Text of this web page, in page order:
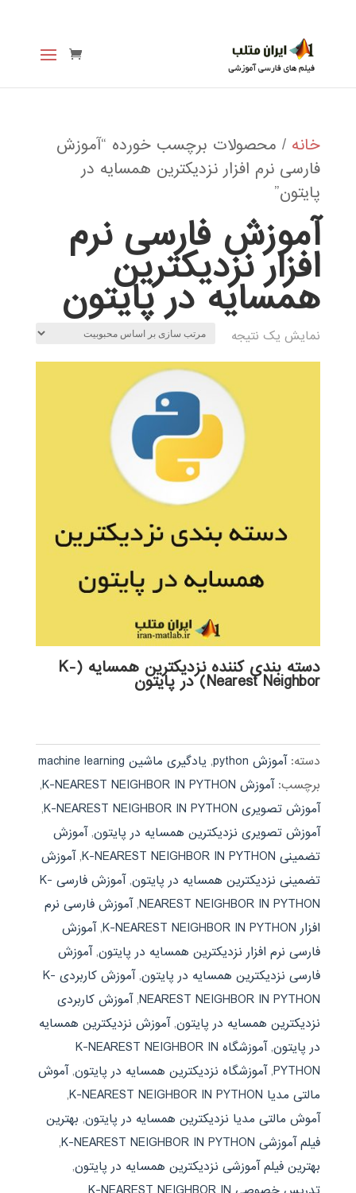
خانه / محصولات برچسب خورده “آموزش
فارسی نرم افزار نزدیکترین همسایه در
پایتون”
آموزش فارسی نرم
افزار نزدیکترین
همسایه در پایتون
نمایش یک نتیجه
دسته بندی کننده نزدیکترین همسایه (K-
Nearest Neighbor) در پایتون
دسته:آموزش python , یادگیری ماشین machine learning
برچسب:آموزش K-NEAREST NEIGHBOR IN PYTHON
,
آموزش تصویری K-NEAREST NEIGHBOR IN PYTHON
,
آموزش تصویری نزدیکترین همسایه در پایتون,آموزش
تضمینی K-NEAREST NEIGHBOR IN PYTHON
,آموزش
تضمینی نزدیکترین همسایه در پایتون,
آموزش فارسی K-
NEAREST NEIGHBOR IN PYTHON
,آموزش فارسی نرم
افزار K-NEAREST NEIGHBOR IN PYTHON
,آموزش
فارسی نرم افزار نزدیکترین همسایه در پایتون,آموزش
فارسی نزدیکترین همسایه در پایتون,
آموزش کاربردی K-
NEAREST NEIGHBOR IN PYTHON
,آموزش کاربردی
نزدیکترین همسایه در پایتون,آموزش نزدیکترین همسایه
در پایتون,
آموزشگاه K-NEAREST NEIGHBOR IN
PYTHON
,آموزشگاه نزدیکترین همسایه در پایتون,آموش
مالتی مدیا K-NEAREST NEIGHBOR IN PYTHON
,
آموش مالتی مدیا نزدیکترین همسایه در پایتون, بهترین
فیلم آموزشی K-NEAREST NEIGHBOR IN PYTHON
,
بهترین فیلم آموزشی نزدیکترین همسایه در پایتون,